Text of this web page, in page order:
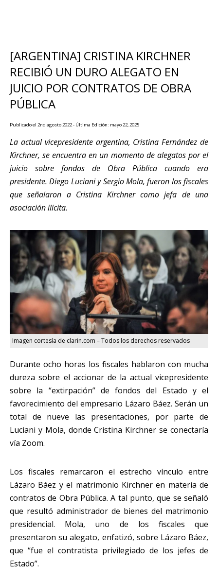
[ARGENTINA] CRISTINA KIRCHNER
RECIBIÓ UN DURO ALEGATO EN
JUICIO POR CONTRATOS DE OBRA
PÚBLICA
Publicado el 2nd agosto 2022 - Última Edición: mayo 22, 2025
La actual vicepresidente argentina, Cristina Fernández de
Kirchner, se encuentra en un momento de alegatos por el
juicio sobre fondos de Obra Pública cuando era
presidente. Diego Luciani y Sergio Mola, fueron los fiscales
que señalaron a Cristina Kirchner como jefa de una
asociación ilícita.
Imagen cortesía de clarin.com – Todos los derechos reservados
Durante ocho horas los fiscales hablaron con mucha
dureza sobre el accionar de la actual vicepresidente
sobre la “extirpación” de fondos del Estado y el
favorecimiento del empresario Lázaro Báez. Serán un
total de nueve las presentaciones, por parte de
Luciani y Mola, donde Cristina Kirchner se conectaría
vía Zoom.
Los fiscales remarcaron el estrecho vínculo entre
Lázaro Báez y el matrimonio Kirchner en materia de
contratos de Obra Pública. A tal punto, que se señaló
que resultó administrador de bienes del matrimonio
presidencial. Mola, uno de los fiscales que
presentaron su alegato, enfatizó, sobre Lázaro Báez,
que “fue el contratista privilegiado de los jefes de
Estado”.